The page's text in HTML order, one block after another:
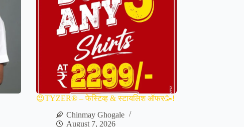
😍TYZER® – फेस्टिव्ह & स्टायलिश ऑफर🥳!
Chinmay Ghogale
August 7, 2026